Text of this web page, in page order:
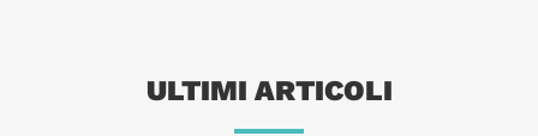
ULTIMI ARTICOLI